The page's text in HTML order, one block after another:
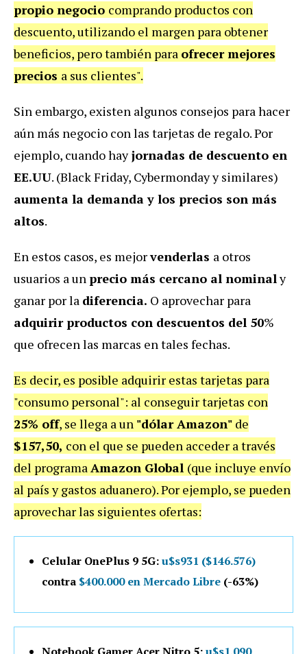
propio negocio comprando productos con
descuento, utilizando el margen para obtener
beneficios, pero también para ofrecer mejores
precios a sus clientes".
Sin embargo, existen algunos consejos para hacer
aún más negocio con las tarjetas de regalo. Por
ejemplo, cuando hayjornadas de descuento en
EE.UU. (Black Friday, Cybermonday y similares)
aumenta la demanda y los precios son más
altos.
En estos casos, es mejorvenderlas a otros
usuarios a unprecio más cercano al nominaly
ganar por la diferencia. O aprovechar para
adquirir productos con descuentos del 50%
que ofrecen las marcas en tales fechas.
Es decir, es posible adquirir estas tarjetas para
"consumo personal": al conseguir tarjetas con
25% off, se llega a un "dólar Amazon" de
$157,50, con el que se pueden acceder a través
del programaAmazon Global (que incluye envío
al país y gastos aduanero). Por ejemplo, se pueden
aprovechar las siguientes ofertas:
Celular OnePlus 9 5G:u$s931 ($146.576)
contra $400.000 en Mercado Libre (-63%)